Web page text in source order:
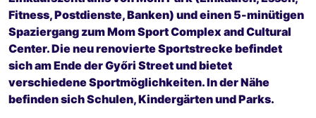
Fitness, Postdienste, Banken) und einen 5-minütigen
Spaziergang zum Mom Sport Complex and Cultural
Center. Die neu renovierte Sportstrecke befindet
sich am Ende der Győri Street und bietet
verschiedene Sportmöglichkeiten. In der Nähe
befinden sich Schulen, Kindergärten und Parks.